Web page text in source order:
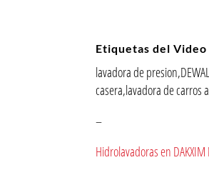
Etiquetas del Video
lavadora de
casera,lavadora de carros
–
Hidrolavadoras en